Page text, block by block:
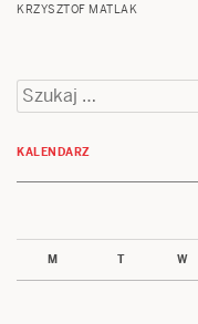
KRZYSZTOF MATLAK
Szukaj:
KALENDARZ
M T W